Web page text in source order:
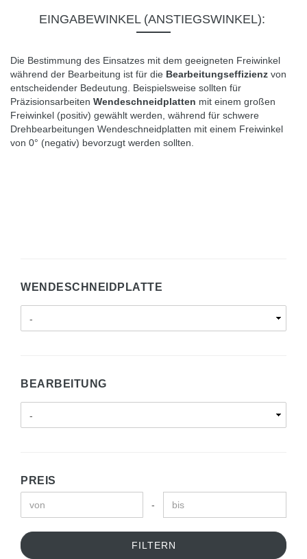
EINGABEWINKEL (ANSTIEGSWINKEL):
Die Bestimmung des Einsatzes mit dem geeigneten Freiwinkel
während der Bearbeitung ist für die Bearbeitungseffizienz von
entscheidender Bedeutung.
Beispielsweise sollten für
Präzisionsarbeiten Wendeschneidplatten mit einem großen
Freiwinkel (positiv) gewählt werden, während für schwere
Drehbearbeitungen Wendeschneidplatten mit einem Freiwinkel
von 0° (negativ) bevorzugt werden sollten.
WENDESCHNEIDPLATTE
BEARBEITUNG
PREIS
-
FILTERN